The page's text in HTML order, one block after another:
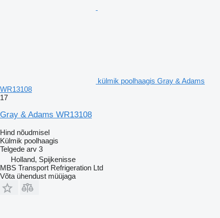
külmik poolhaagis Gray & Adams
WR13108
17
Gray & Adams WR13108
Hind nõudmisel
Külmik poolhaagis
Telgede arv 3
Holland, Spijkenisse
MBS Transport Refrigeration Ltd
Võta ühendust müüjaga